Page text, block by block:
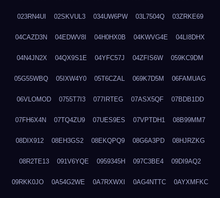
023RN4UI 02SKVUL3 034UW6PW 03L7504Q 03ZRKE69
04CAZD3N 04EDWV8I 04H0HX0B 04KWVG4E 04LI8DHX
04N4JN2X 04QX9S1E 04YFC57J 04ZFIS6W 059KC9DM
05G55WBQ 05IXW4Y0 05T6CZAL 069K7D5M 06FAMUAG
06VLOMOD 0755T7I3 077IRTEG 07ASX5QF 07BDB1DD
07FH6X4N 07TQ4ZU9 07UES9ES 07VPTDH1 08B99MM7
08DIX912 08EH3GS2 08EKQPQ9 08G6A3PD 08HJRZKG
08R2TE13 091V6YQE 0959345H 097C3BE4 09DI9AQ2
09RKK0JO 0A54G2WE 0A7RXWXI 0AG4NTTC 0AYXMFKC